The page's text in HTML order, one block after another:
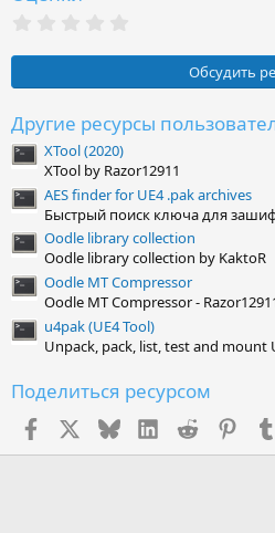
0
з
ё
з
Обсудить
Другие ресурсы
XTool (2020)
XTool by Razor12911
AES finder for UE4 .pak archives
Быстрый поиск ключа для
Oodle library collection
Oodle library collection by KaktoR
Oodle MT Compressor
Oodle MT Compressor -
u4pak (UE4 Tool)
Unpack, pack, list, test and mount
Поделиться ресурсом
FacebookX (Twitter)
BlueskyLinkedInReddit